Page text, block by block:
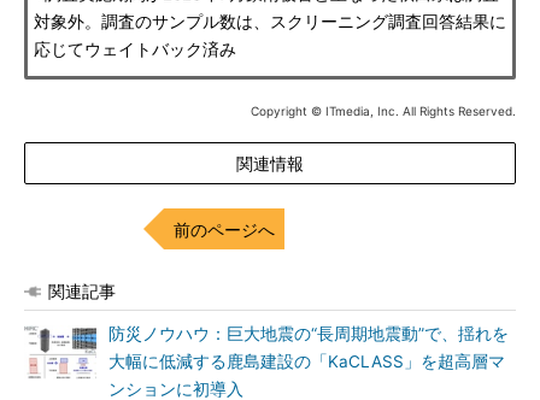
対象外。調査のサンプル数は、スクリーニング調査回答結果に
応じてウェイトバック済み
Copyright © ITmedia, Inc. All Rights Reserved.
関連情報
前のページへ
関連記事
防災ノウハウ：巨大地震の“長周期地震動”で、揺れを
大幅に低減する鹿島建設の「KaCLASS」を超高層マ
ンションに初導入